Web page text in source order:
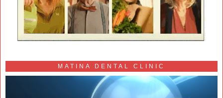
MATINA DENTAL CLINIC